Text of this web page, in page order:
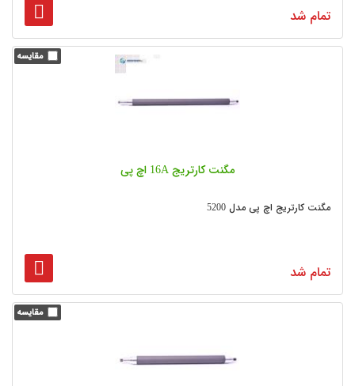
تمام شد
مگنت کارتریج 16A اچ پی
مگنت کارتریج اچ پی مدل 5200
تمام شد